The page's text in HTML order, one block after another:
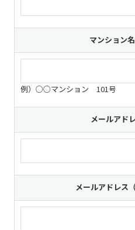
企業情報
個人情報保護に関する基
番組放送基準
サイトマップ
マンション
例）○○マンション 101号
メールアド
メールアドレス